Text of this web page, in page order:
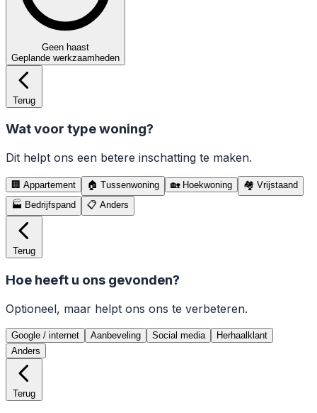
Geen haast
Geplande werkzaamheden
Terug
Wat voor type woning?
Dit helpt ons een betere inschatting te maken.
🏢 Appartement 🏠 Tussenwoning 🏡 Hoekwoning 🏘️ Vrijstaand
🏭 Bedrijfspand 📋 Anders
Terug
Hoe heeft u ons gevonden?
Optioneel, maar helpt ons ons te verbeteren.
Google / internet Aanbeveling Social media
Herhaalklant
Anders
Terug